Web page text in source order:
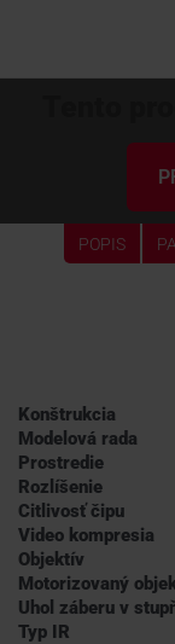
POPIS
Konštrukcia
Modelová rada
Prostredie
Rozlíšenie
Citlivosť čipu
Video kompresia
Objektív
Motorizovaný
Uhol záberu v
Typ IR